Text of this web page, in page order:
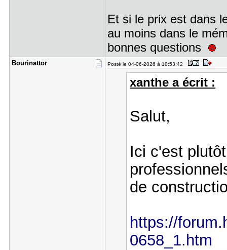
Et si le prix est dans
au moins dans le
bonnes questions
Bourinatto​r Posté le 04-06-2026 à 10:53:42
xanthe a écrit :
Salut,
Ici c'est
de
https://
0658_1.htm